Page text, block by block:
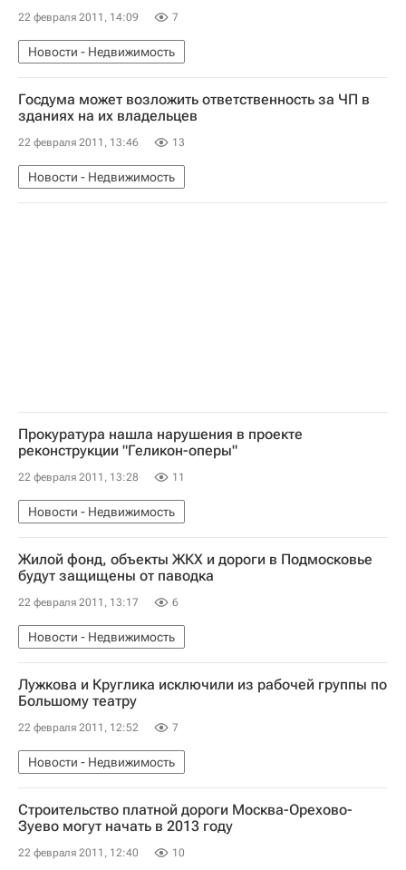
22 февраля 2011, 14:09 7
Новости - Недвижимость
Госдума может возложить ответственность за ЧП в
зданиях на их владельцев
22 февраля 2011, 13:46 13
Новости - Недвижимость
Прокуратура нашла нарушения в проекте
реконструкции "Геликон-оперы"
22 февраля 2011, 13:28 11
Новости - Недвижимость
Жилой фонд, объекты ЖКХ и дороги в Подмосковье
будут защищены от паводка
22 февраля 2011, 13:17 6
Новости - Недвижимость
Лужкова и Круглика исключили из рабочей группы по
Большому театру
22 февраля 2011, 12:52 7
Новости - Недвижимость
Строительство платной дороги Москва-Орехово-
Зуево могут начать в 2013 году
22 февраля 2011, 12:40 10